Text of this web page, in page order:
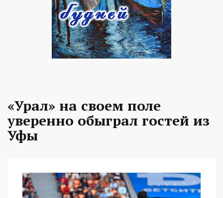
«Урал» на своем поле
уверенно обыграл гостей из
Уфы